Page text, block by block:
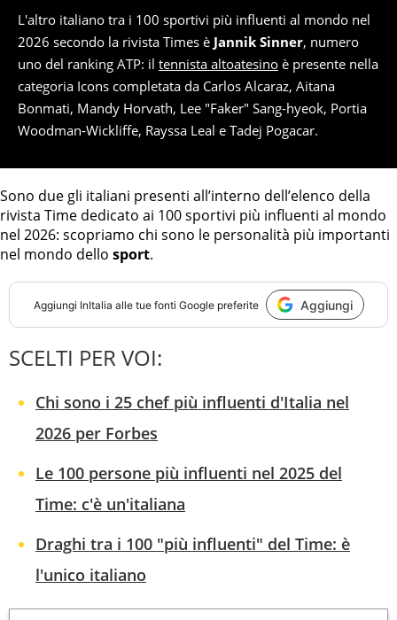
L'altro italiano tra i 100 sportivi più influenti al mondo nel
2026 secondo la rivista Times è Jannik Sinner, numero
uno del ranking ATP: il tennista altoatesino è presente nella
categoria Icons completata da Carlos Alcaraz, Aitana
Bonmati, Mandy Horvath, Lee "Faker" Sang-hyeok, Portia
Woodman-Wickliffe, Rayssa Leal e Tadej Pogacar.
Sono due gli italiani presenti all’interno dell’elenco della
rivista Time dedicato ai 100 sportivi più influenti al mondo
nel 2026: scopriamo chi sono le personalità più importanti
nel mondo dello sport.
Aggiungi InItalia alle tue fonti Google preferite Aggiungi
SCELTI PER VOI:
Chi sono i 25 chef più influenti d'Italia nel
2026 per Forbes
Le 100 persone più influenti nel 2025 del
Time: c'è un'italiana
Draghi tra i 100 "più influenti" del Time: è
l'unico italiano